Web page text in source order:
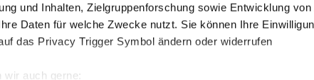
und Inhalten, Zielgruppenforschung sowie Entwicklung
Daten für welche Zwecke nutzt. Sie können Ihre
das Privacy Trigger Symbol ändern oder widerrufen
wir auch gerne:
auch interessieren